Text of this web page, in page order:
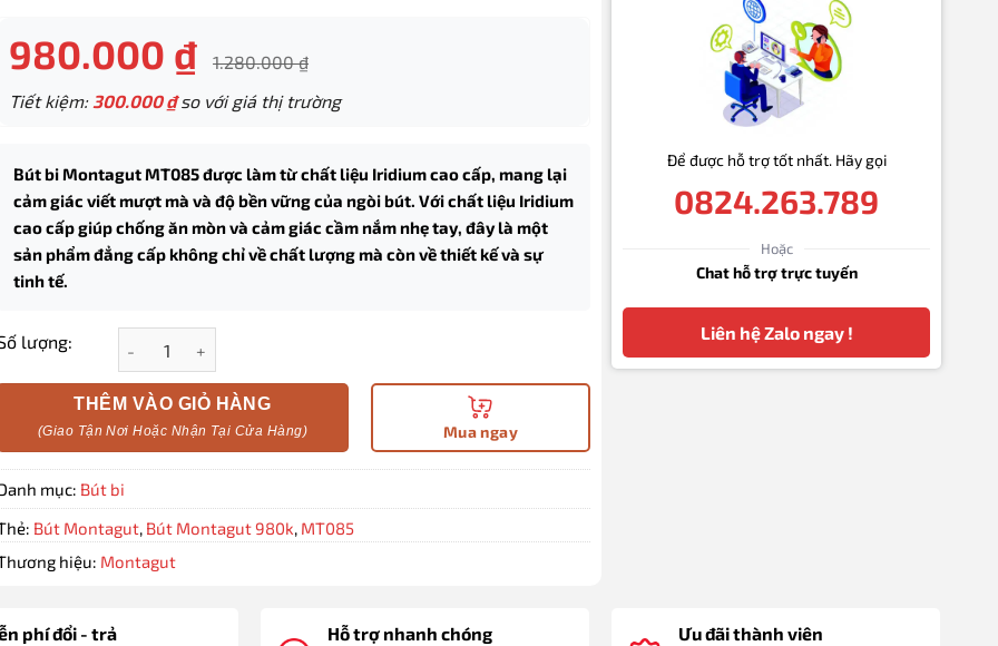
980.000 ₫ 1.280.000₫
Tiết kiệm: 300.000₫so với giá thị trường
Bút bi Montagut MT085 được làm từ chất liệu Iridium cao cấp, mang lại
cảm giác viết mượt mà và độ bền vững của ngòi bút. Với chất liệu Iridium
cao cấp giúp chống ăn mòn và cảm giác cầm nắm nhẹ tay, đây là một
sản phẩm đẳng cấp không chỉ về chất lượng mà còn về thiết kế và sự
tinh tế.
lượng:
THÊM VÀO GIỎ HÀNG
Mua ngay
mục: Bút bi
Bút Montagut, Bút Montagut 980k, MT085
hiệu: Montagut
Để được hỗ trợ tốt nhất. Hãy gọi
0824.263.789
Hoặc
Chat hỗ trợ trực tuyến
Liên hệ Zalo ngay !
phí đổi - trả Hỗ trợ nhanh chóng Ưu đãi thành viên